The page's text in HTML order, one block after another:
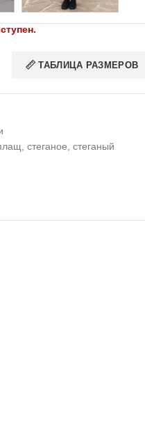
ТАБЛИЦА РАЗМЕРОВ
стеганое стеганый